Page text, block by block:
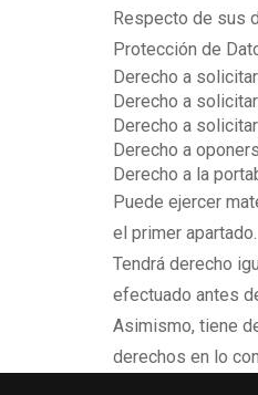
Respecto de sus
Protección de
Derecho a
Derecho a
Derecho a
Derecho a
Derecho a la
Puede ejercer
el primer apartado.
Tendrá derecho
efectuado antes
Asimismo, tiene
derechos en lo